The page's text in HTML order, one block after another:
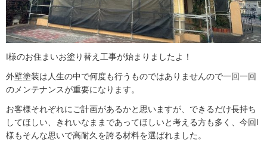
I様のお住まいお塗り替え工事が始まりましたよ！
外壁塗装は人生の中で何度も行うものではありませんので一回一回
のメンテナンスが重要になります。
お客様それぞれにご計画があるかと思いますが、できるだけ長持ち
してほしい、きれいなままであってほしいと考える方も多く、今回I
様もそんな思いで高耐久を誇る材料を選ばれました。